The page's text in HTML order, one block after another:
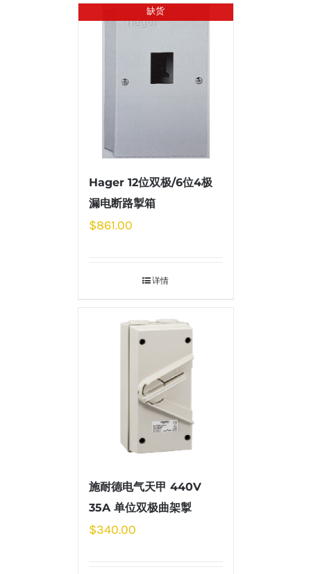
缺货
Hager 12位双极/6位4极
漏电断路掣箱
$861.00
详情
施耐德电气天甲 440V
35A 单位双极曲架掣
$340.00